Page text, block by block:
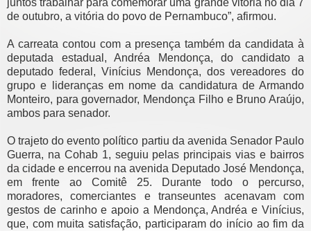
juntos trabalhar para comemorar uma grande vitória no dia 7
de outubro, a vitória do povo de Pernambuco”, afirmou.
A carreata contou com a presença também da candidata à
deputada estadual, Andréa Mendonça, do candidato a
deputado federal, Vinícius Mendonça, dos vereadores do
grupo e lideranças em nome da candidatura de Armando
Monteiro, para governador, Mendonça Filho e Bruno Araújo,
ambos para senador.
O trajeto do evento político partiu da avenida Senador Paulo
Guerra, na Cohab 1, seguiu pelas principais vias e bairros
da cidade e encerrou na avenida Deputado José Mendonça,
em frente ao Comitê 25. Durante todo o percurso,
moradores, comerciantes e transeuntes acenavam com
gestos de carinho e apoio a Mendonça, Andréa e Vinícius,
que, com muita satisfação, participaram do início ao fim da